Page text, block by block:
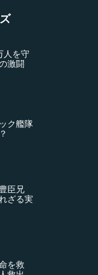
人を守
激闘
ク艦隊
臣兄
ざる実
を救